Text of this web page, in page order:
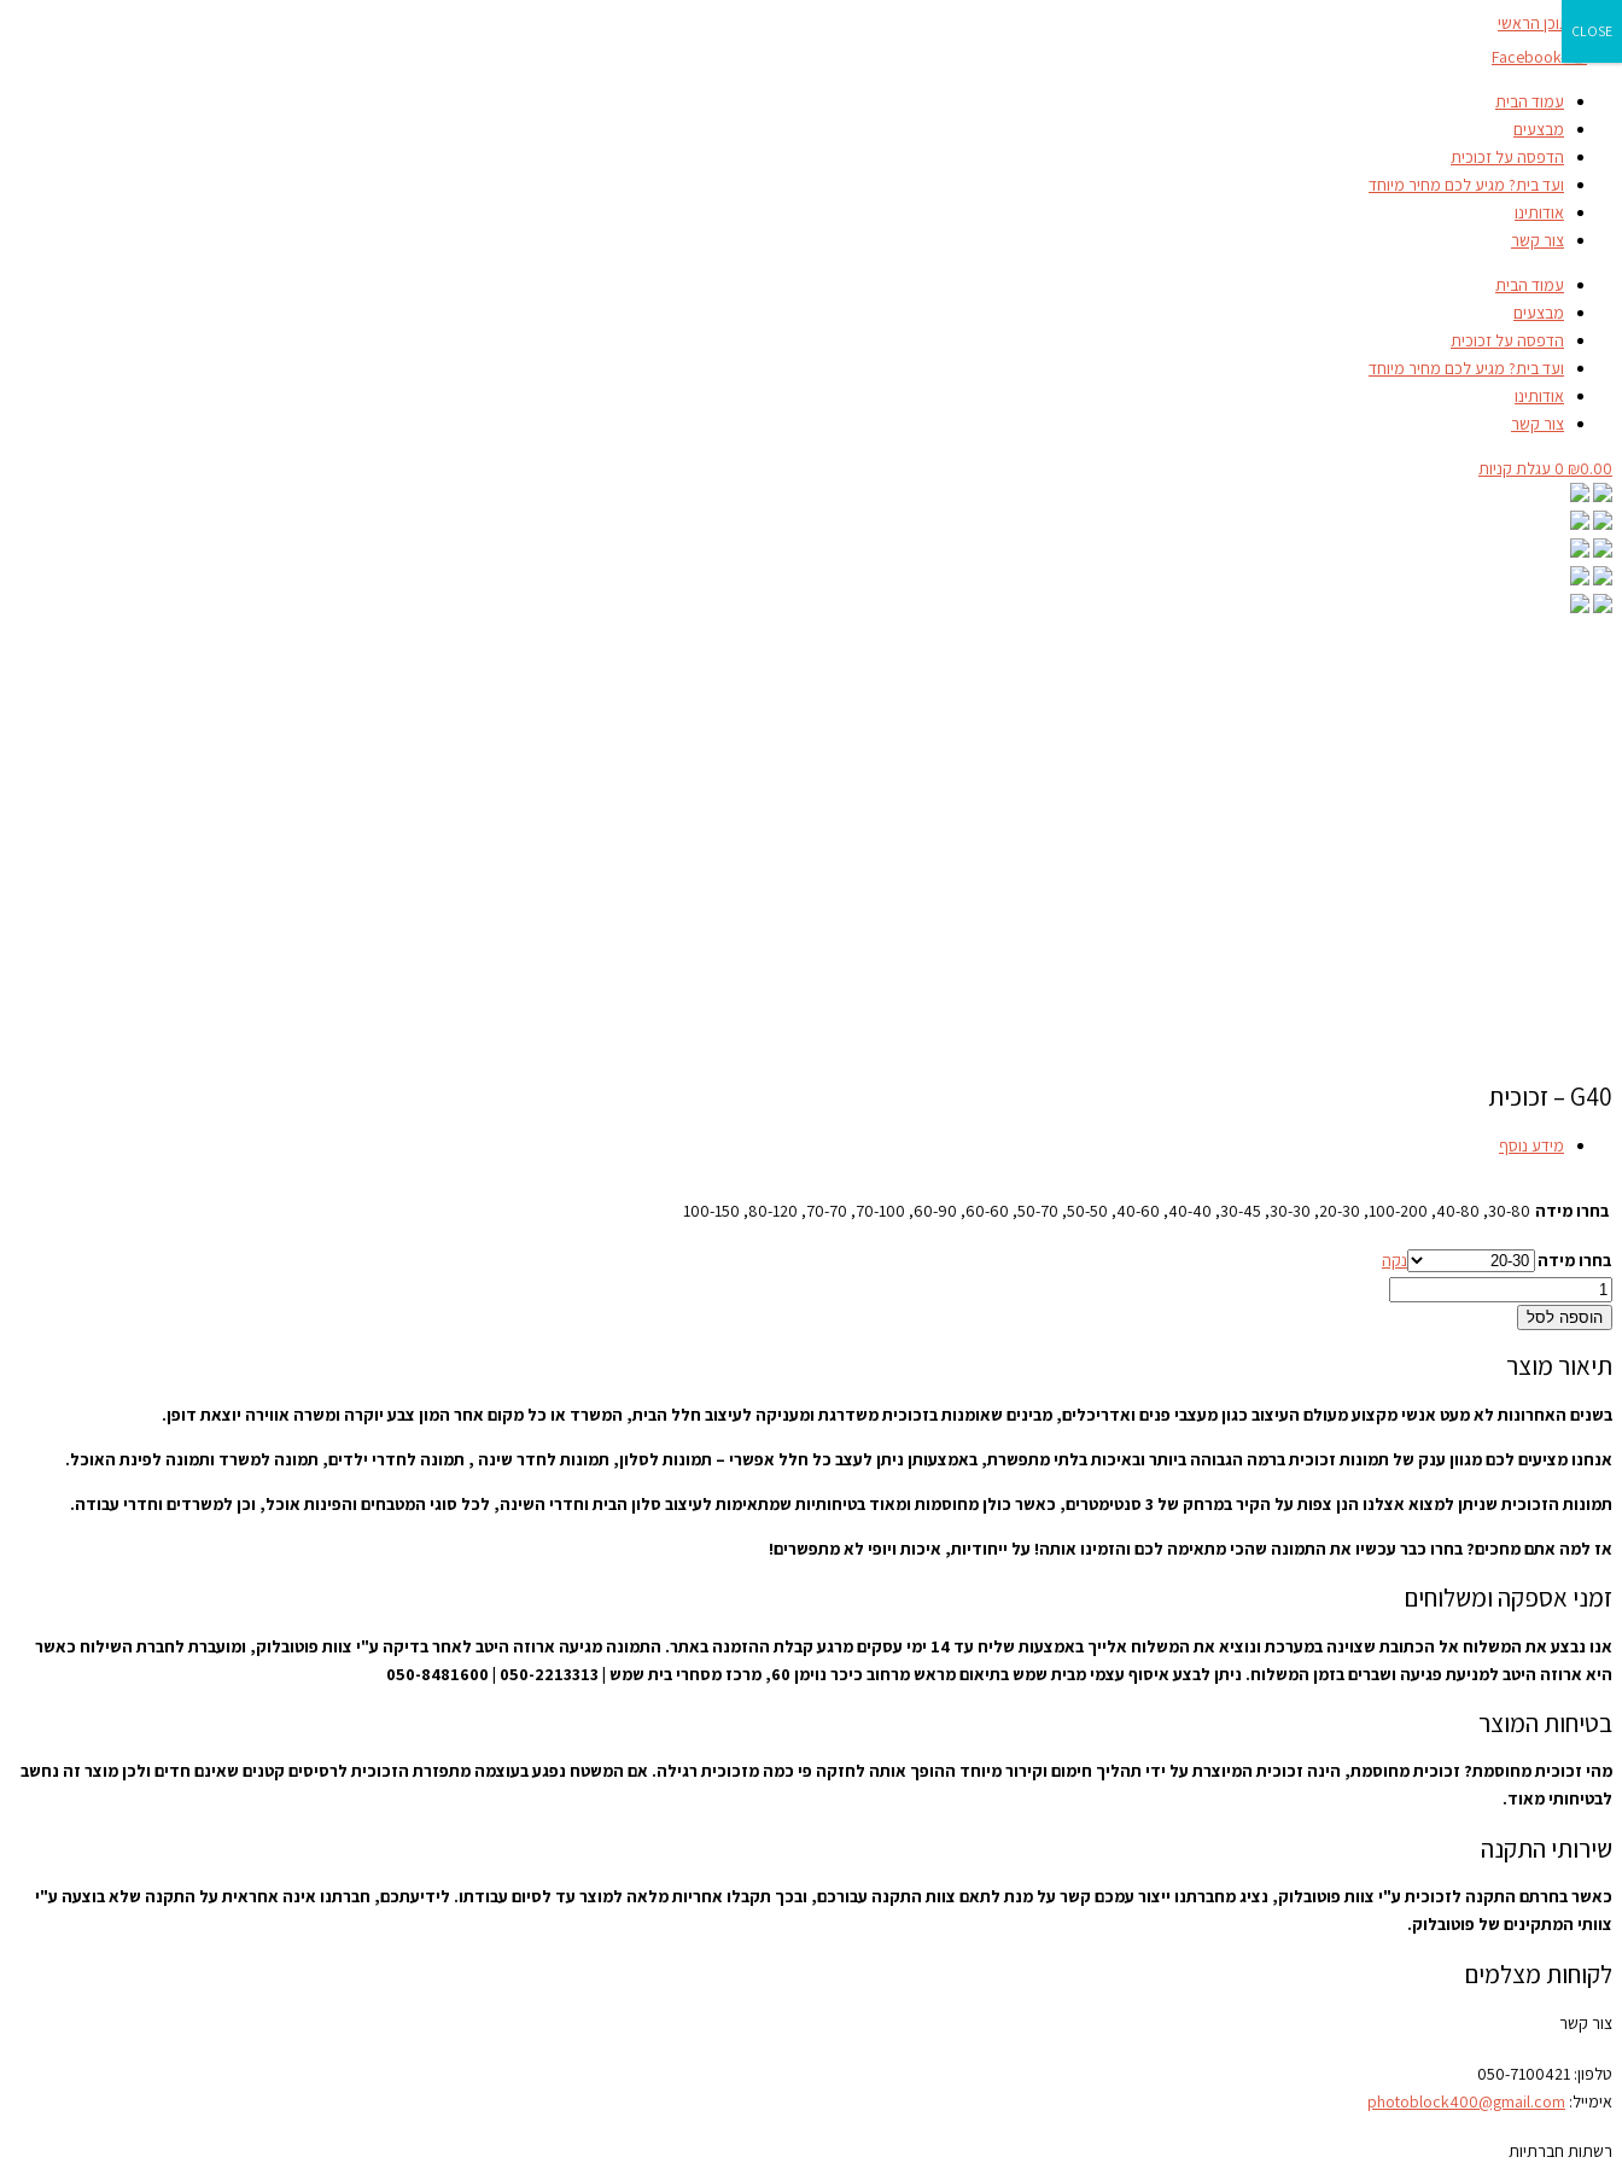
דילוג לתוכן הראשי
Facebook-f
עמוד הבית
מבצעים
הדפסה על זכוכית
ועד בית? מגיע לכם מחיר מיוחד
אודותינו
צור קשר
עמוד הבית
מבצעים
הדפסה על זכוכית
ועד בית? מגיע לכם מחיר מיוחד
אודותינו
צור קשר
₪0.00
0 עגלת קניות
G40 – זכוכית
מידע נוסף
בחרו מידה 30-80, 40-80, 100-200, 20-30, 30-30, 30-45, 40-40, 40-60, 50-50, 50-70, 60-60, 60-90, 70-100, 70-70, 80-120, 100-150
בחרו מידה נקה
הוספה לסל
תיאור מוצר
בשנים האחרונות לא מעט אנשי מקצוע מעולם העיצוב כגון מעצבי פנים ואדריכלים, מבינים שאומנות בזכוכית משדרגת ומעניקה לעיצוב חלל הבית, המשרד או כל מקום אחר המון צבע יוקרה ומשרה אווירה יוצאת דופן.
אנחנו מציעים לכם מגוון ענק של תמונות זכוכית ברמה הגבוהה ביותר ובאיכות בלתי מתפשרת, באמצעותן ניתן לעצב כל חלל אפשרי – תמונות לסלון, תמונות לחדר שינה , תמונה לחדרי ילדים, תמונה למשרד ותמונה לפינת האוכל.
תמונות הזכוכית שניתן למצוא אצלנו הנן צפות על הקיר במרחק של 3 סנטימטרים, כאשר כולן מחוסמות ומאוד בטיחותיות שמתאימות לעיצוב סלון הבית וחדרי השינה, לכל סוגי המטבחים והפינות אוכל, וכן למשרדים וחדרי עבודה.
אז למה אתם מחכים? בחרו כבר עכשיו את התמונה שהכי מתאימה לכם והזמינו אותה! על ייחודיות, איכות ויופי לא מתפשרים!
זמני אספקה ומשלוחים
אנו נבצע את המשלוח אל הכתובת שצוינה במערכת ונוציא את המשלוח אלייך באמצעות שליח עד 14 ימי עסקים מרגע קבלת ההזמנה באתר. התמונה מגיעה ארוזה היטב לאחר בדיקה ע"י צוות פוטובלוק, ומועברת לחברת השילוח כאשר
היא ארוזה היטב למניעת פגיעה ושברים בזמן המשלוח. ניתן לבצע איסוף עצמי מבית שמש בתיאום מראש מרחוב כיכר נוימן 60, מרכז מסחרי בית שמש | 050-2213313 | 050-8481600
בטיחות המוצר
מהי זכוכית מחוסמת? זכוכית מחוסמת, הינה זכוכית המיוצרת על ידי תהליך חימום וקירור מיוחד ההופך אותה לחזקה פי כמה מזכוכית רגילה. אם המשטח נפגע בעוצמה מתפזרת הזכוכית לרסיסים קטנים שאינם חדים ולכן מוצר זה נחשב
לבטיחותי מאוד.
שירותי התקנה
כאשר בחרתם התקנה לזכוכית ע"י צוות פוטובלוק, נציג מחברתנו ייצור עמכם קשר על מנת לתאם צוות התקנה עבורכם, ובכך תקבלו אחריות מלאה למוצר עד לסיום עבודתו. לידיעתכם, חברתנו אינה אחראית על התקנה שלא בוצעה ע"י
צוותי המתקינים של פוטובלוק.
לקוחות מצלמים
צור קשר
טלפון:
אימייל: photoblock400@gmail.com
רשתות חברתיות
CLOSE